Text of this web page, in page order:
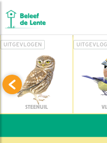
UITGEVLOGEN
STEENUIL